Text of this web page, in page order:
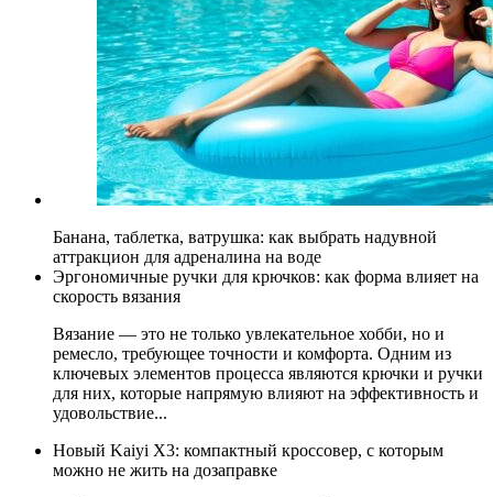
Банана, таблетка, ватрушка: как выбрать надувной
аттракцион для адреналина на воде
Эргономичные ручки для крючков: как форма влияет на
скорость вязания
Вязание — это не только увлекательное хобби, но и
ремесло, требующее точности и комфорта. Одним из
ключевых элементов процесса являются крючки и ручки
для них, которые напрямую влияют на эффективность и
удовольствие...
Новый Kaiyi X3: компактный кроссовер, с которым
можно не жить на дозаправке